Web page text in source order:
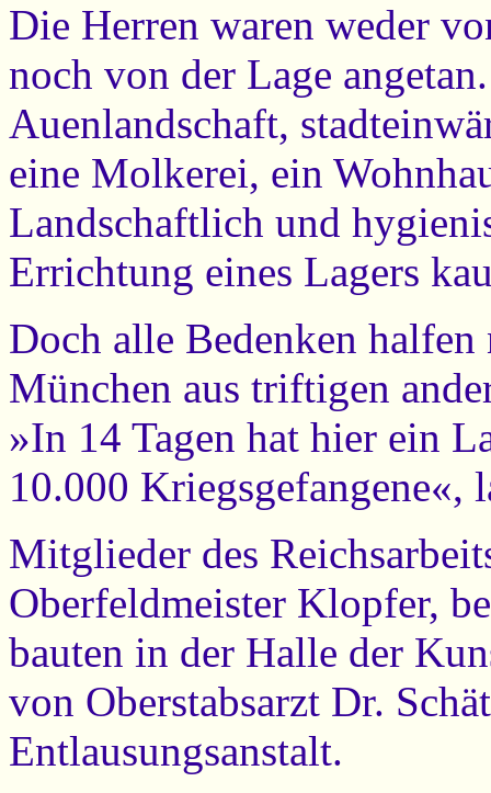
Die Herren waren weder
noch von der Lage
Auenlandschaft,
eine Molkerei, ein
Landschaftlich und
Errichtung eines Lagers
Doch alle Bedenken
München aus triftigen
»In 14 Tagen hat hier ein
10.000 Kriegsgefangene«,
Mitglieder des
Oberfeldmeister Klopfer,
bauten in der Halle der
von Oberstabsarzt Dr.
Entlausungsanstalt.